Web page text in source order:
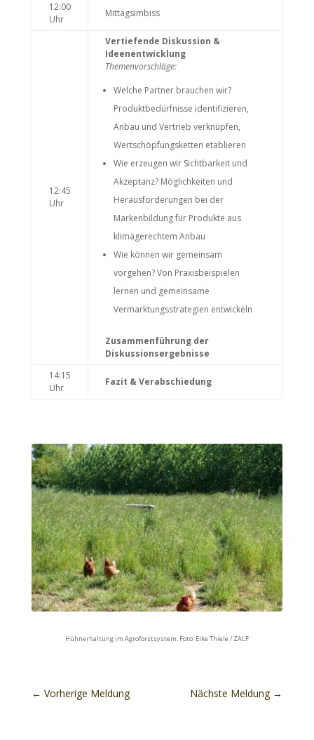
12:00
Uhr
Mittagsimbiss
12:45
Uhr
Vertiefende Diskussion &
Ideenentwicklung
Themenvorschläge:
Welche Partner brauchen wir?
Produktbedürfnisse identifizieren,
Anbau und Vertrieb verknüpfen,
Wertschöpfungsketten etablieren
Wie erzeugen wir Sichtbarkeit und
Akzeptanz? Möglichkeiten und
Herausforderungen bei der
Markenbildung für Produkte aus
klimagerechtem Anbau
Wie können wir gemeinsam
vorgehen? Von Praxisbeispielen
lernen und gemeinsame
Vermarktungsstrategien entwickeln
Zusammenführung der
Diskussionsergebnisse
14:15
Uhr
Fazit & Verabschiedung
Hühnerhaltung im Agroforstsystem, Foto: Elke Thiele / ZALF
← Vorherige Meldung Nächste Meldung→